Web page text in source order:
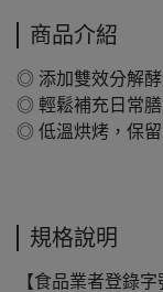
商品介紹
◎ 添加雙效分解
◎ 輕鬆補充日常
◎ 低溫烘烤，保
規格說明
【食品業者登錄